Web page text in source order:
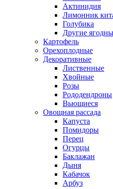
Актинидия
Лимонник
Голубика
Другие
Картофель
Орехоплодные
Декоративные
Лиственные
Хвойные
Розы
Рододендроны
Вьющиеся
Овощная рассада
Капуста
Помидоры
Перец
Огурцы
Баклажан
Дыня
Кабачок
Арбуз